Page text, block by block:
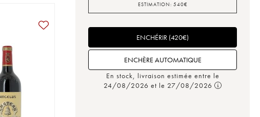
ESTIMATION: 540€
ENCHÉRIR (420€)
ENCHÈRE AUTOMATIQUE
En stock, livraison estimée entre le
24/08/2026 et le 27/08/2026